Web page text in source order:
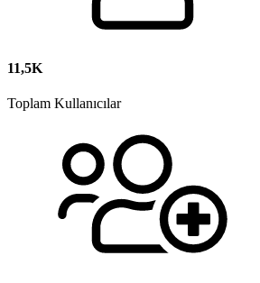
11,5K
Toplam Kullanıcılar